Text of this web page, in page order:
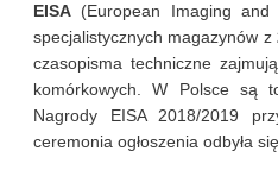
31
miesięcznie
za 30
EISA (European Imaging and
specjalistycznych magazynów z
czasopisma techniczne
komórkowych. W Polsce są
Nagrody EISA 2018/2019
ceremonia ogłoszenia odbyła